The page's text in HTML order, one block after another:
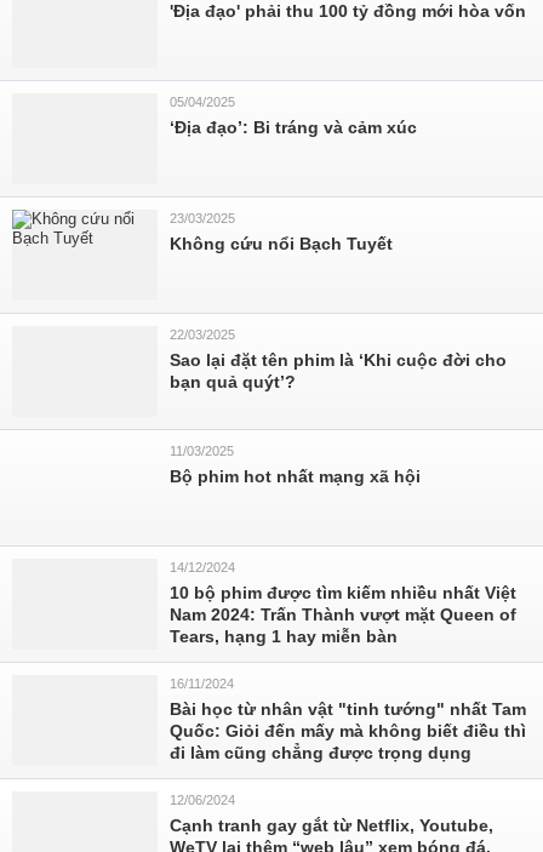
'Địa đạo' phải thu 100 tỷ đồng mới hòa vốn
05/04/2025
‘Địa đạo’: Bi tráng và cảm xúc
23/03/2025
Không cứu nổi Bạch Tuyết
22/03/2025
Sao lại đặt tên phim là ‘Khi cuộc đời cho
bạn quả quýt’?
11/03/2025
Bộ phim hot nhất mạng xã hội
14/12/2024
10 bộ phim được tìm kiếm nhiều nhất Việt
Nam 2024: Trấn Thành vượt mặt Queen of
Tears, hạng 1 hay miễn bàn
16/11/2024
Bài học từ nhân vật "tinh tướng" nhất Tam
Quốc: Giỏi đến mấy mà không biết điều thì
đi làm cũng chẳng được trọng dụng
12/06/2024
Cạnh tranh gay gắt từ Netflix, Youtube,
WeTV lại thêm “web lậu” xem bóng đá,